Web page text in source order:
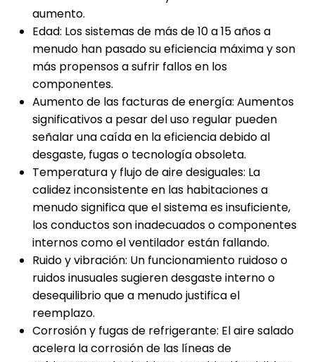
aumento.
Edad: Los sistemas de más de 10 a 15 años a
menudo han pasado su eficiencia máxima y son
más propensos a sufrir fallos en los
componentes.
Aumento de las facturas de energía: Aumentos
significativos a pesar del uso regular pueden
señalar una caída en la eficiencia debido al
desgaste, fugas o tecnología obsoleta.
Temperatura y flujo de aire desiguales: La
calidez inconsistente en las habitaciones a
menudo significa que el sistema es insuficiente,
los conductos son inadecuados o componentes
internos como el ventilador están fallando.
Ruido y vibración: Un funcionamiento ruidoso o
ruidos inusuales sugieren desgaste interno o
desequilibrio que a menudo justifica el
reemplazo.
Corrosión y fugas de refrigerante: El aire salado
acelera la corrosión de las líneas de